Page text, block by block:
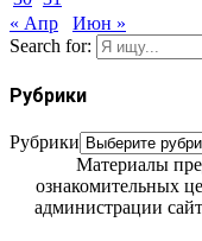
« Апр
Июн »
Search for:
Рубрики
Рубрики
Материалы
ознакомительных
администрации